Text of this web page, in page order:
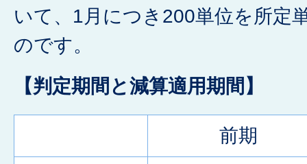
いて、1月につき200単位を所定
のです。
【判定期間と減算適用期間】
前期